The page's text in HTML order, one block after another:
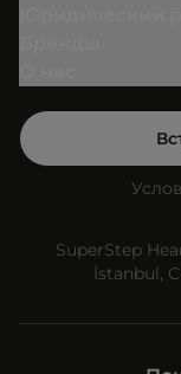
SuperStep
İstanbul,